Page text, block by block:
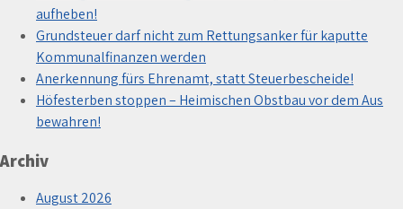
aufheben!
Grundsteuer darf nicht zum Rettungsanker für kaputte
Kommunalfinanzen werden
Anerkennung fürs Ehrenamt, statt Steuerbescheide!
Höfesterben stoppen – Heimischen Obstbau vor dem Aus
bewahren!
Archiv
August 2026